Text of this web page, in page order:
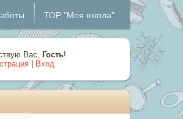
ТОР "Моя школа"
Вас, Гость!
Вход